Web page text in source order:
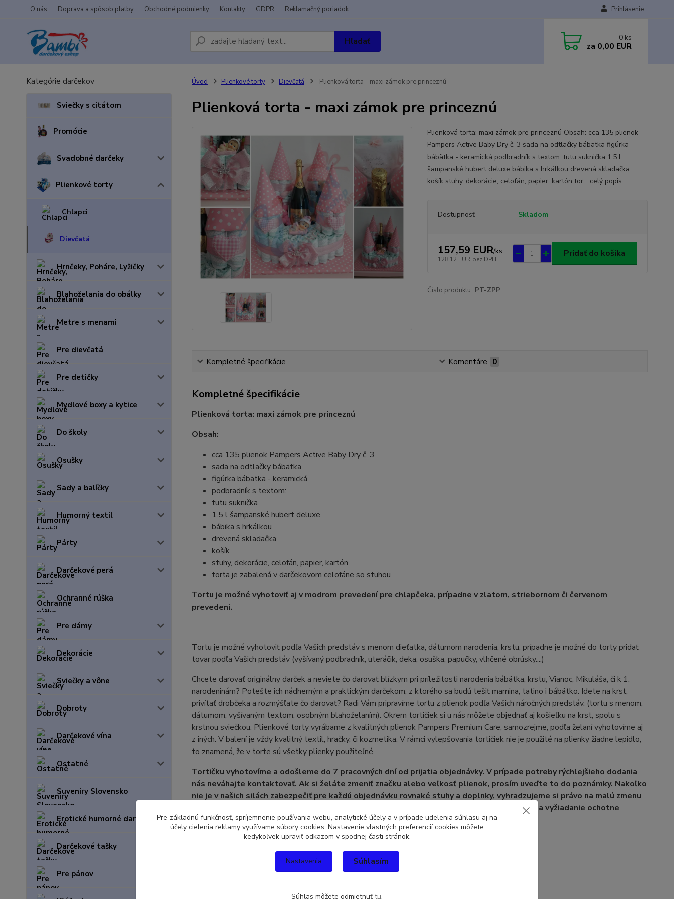
O nás Doprava a spôsob platby Obchodné podmienky Kontakty GDPR Reklamačný poriadok Prihlásenie
Hľadať 0 ks
za 0,00 EUR
Kategórie darčekov
Sviečky s citátom
Promócie
Svadobné darčeky
Plienkové torty
Chlapci
Dievčatá
Hrnčeky, Poháre, Lyžičky
Blahoželania do obálky
Metre s menami
Pre dievčatá
Pre detičky
Mydlové boxy a kytice
Do školy
Osušky
Sady a balíčky
Humorný textil
Párty
Darčekové perá
Ochranné rúška
Pre dámy
Dekorácie
Sviečky a vône
Dobroty
Darčekové vína
Ostatné
Suveníry Slovensko
Erotické humorné darčeky
Darčekové tašky
Pre pánov
Úvod Plienkové torty Dievčatá Plienková torta - maxi zámok pre princeznú
Plienková torta - maxi zámok pre princeznú
Plienková torta: maxi zámok pre princeznú Obsah: cca 135 plienok
Pampers Active Baby Dry č. 3 sada na odtlačky bábätka figúrka
bábätka - keramická podbradník s textom: tutu suknička 1.5 l
šampanské hubert deluxe bábika s hrkálkou drevená skladačka
košík stuhy, dekorácie, celofán, papier, kartón tor... celý popis
Dostupnosť Skladom
157,59 EUR/ks
128,12 EUR bez DPH
Pridať do košíka
Číslo produktu: PT-ZPP
Kompletné špecifikácie Komentáre 0
Kompletné špecifikácie
Plienková torta: maxi zámok pre princeznú
Obsah:
cca 135 plienok Pampers Active Baby Dry č. 3
sada na odtlačky bábätka
figúrka bábätka - keramická
podbradník s textom:
tutu suknička
1.5 l šampanské hubert deluxe
bábika s hrkálkou
drevená skladačka
košík
stuhy, dekorácie, celofán, papier, kartón
torta je zabalená v darčekovom celofáne so stuhou
Tortu je možné vyhotoviť aj v modrom prevedení pre chlapčeka, prípadne v zlatom, striebornom či červenom
prevedení.
Tortu je možné vyhotoviť podľa Vašich predstáv s menom dieťatka, dátumom narodenia, krstu, prípadne je možné do torty pridať
tovar podľa Vašich predstáv (vyšívaný podbradník, uteráčik, deka, osuška, papučky, vlhčené obrúsky....)
Chcete darovať originálny darček a neviete čo darovať blízkym pri príležitosti narodenia bábätka, krstu, Vianoc, Mikuláša, či k 1.
narodeninám? Potešte ich nádherným a praktickým darčekom, z ktorého sa budú tešiť mamina, tatino i bábätko. Idete na krst,
privítať drobčeka a rozmýšľate čo darovať? Radi Vám pripravíme tortu z plienok podľa Vašich náročných predstáv. (tortu s menom,
dátumom, vyšívaným textom, osobným blahoželaním). Okrem tortičiek si u nás môžete objednať aj košieľku na krst, spolu s
krstnou sviečkou. Plienkové torty vyrábame z kvalitných plienok Pampers Premium Care, samozrejme, podľa želaní vyhotovíme aj
z iných. V balení je vždy kvalitný textil, hračky, či kozmetika. V rámci vylepšovania tortičiek nie je použité na plienky žiadne lepidlo,
to znamená, že v torte sú všetky plienky použiteľné.
Tortičku vyhotovíme a odošleme do 7 pracovných dní od prijatia objednávky. V prípade potreby rýchlejšieho dodania
nás neváhajte kontaktovať. Ak si želáte zmeniť značku alebo veľkosť plienok, prosím uveďte to do poznámky. Nakoľko
nie je v našich silách zabezpečiť pre každú objednávku rovnaké stuhy a doplnky, vyhradzujeme si právo na malú zmenu
oproti fotkám zverejnených v našom internetovom obchode. Po vyhotovení tortičky Vám na vyžiadanie ochotne
pošleme fotku Vašej tortičky emailom alebo správou mms.
Pre základnú funkčnosť, spríjemnenie používania webu, analytické účely a v prípade udelenia súhlasu aj na
účely cielenia reklamy využívame súbory cookies. Nastavenie vlastných preferencií cookies môžete
kedykoľvek upraviť odkazom v spodnej časti stránok.
Nastavenia Súhlasím
Súhlas môžete odmietnuť tu.